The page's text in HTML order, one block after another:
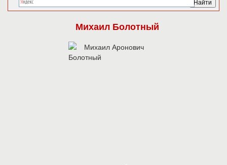
Михаил Болотный